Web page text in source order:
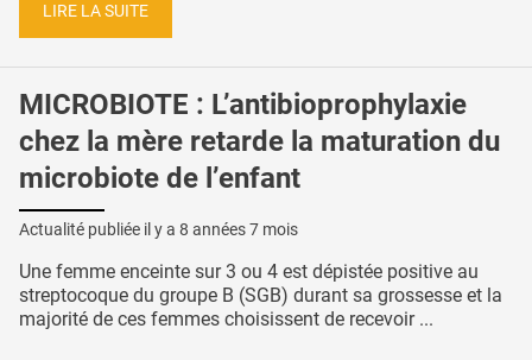
LIRE LA SUITE
MICROBIOTE : L’antibioprophylaxie
chez la mère retarde la maturation du
microbiote de l’enfant
Actualité publiée il y a 8 années 7 mois
Une femme enceinte sur 3 ou 4 est dépistée positive au
streptocoque du groupe B (SGB) durant sa grossesse et la
majorité de ces femmes choisissent de recevoir ...